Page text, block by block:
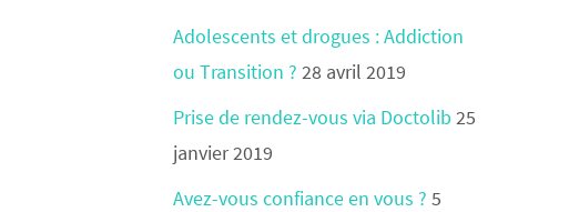
Adolescents et drogues : Addiction
ou Transition ? 28 avril 2019
Prise de rendez-vous via Doctolib 25
janvier 2019
Avez-vous confiance en vous ? 5